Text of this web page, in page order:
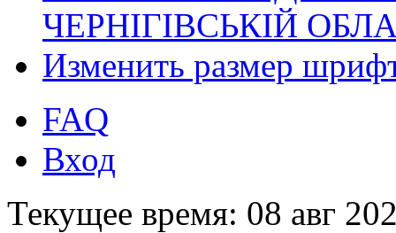
ЧЕРНІГІВСЬКІЙ
Изменить размер
FAQ
Вход
Текущее время: 08 авг